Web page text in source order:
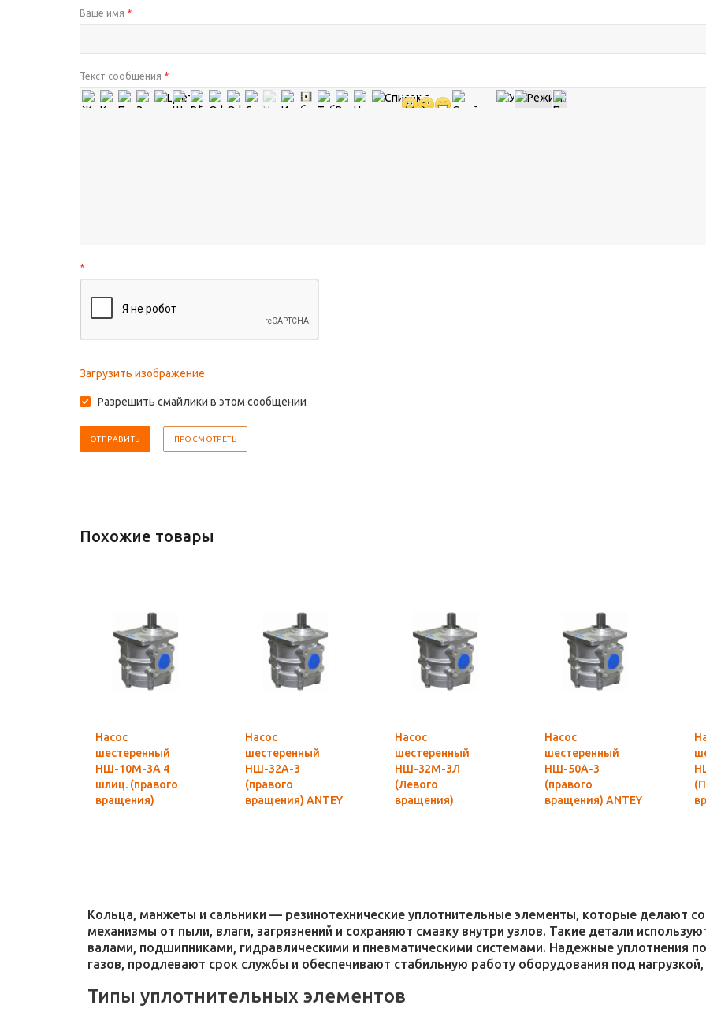
Ваше имя *
Текст сообщения *
*
Загрузить изображение
Разрешить смайлики в этом сообщении
Похожие товары
Насос
шестеренный
НШ-10М-3А 4
шлиц. (правого
вращения)
Насос
шестеренный
НШ-32А-3
(правого
вращения) ANTEY
Насос
шестеренный
НШ-32М-3Л
(Левого
вращения)
Насос
шестеренный
НШ-50А-3
(правого
вращения) ANTEY
Кольца, манжеты и сальники — резинотехнические уплотнительные элементы, которые делают
механизмы от пыли, влаги, загрязнений и сохраняют смазку внутри узлов. Такие детали
валами, подшипниками, гидравлическими и пневматическими системами. Надежные уплотнения
газов, продлевают срок службы и обеспечивают стабильную работу оборудования под
Типы уплотнительных элементов